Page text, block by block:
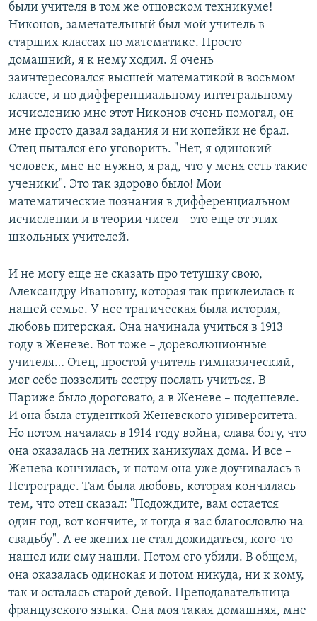
были учителя в том же отцовском техникуме!
Никонов, замечательный был мой учитель в
старших классах по математике. Просто
домашний, я к нему ходил. Я очень
заинтересовался высшей математикой в восьмом
классе, и по дифференциальному интегральному
исчислению мне этот Никонов очень помогал, он
мне просто давал задания и ни копейки не брал.
Отец пытался его уговорить. "Нет, я одинокий
человек, мне не нужно, я рад, что у меня есть такие
ученики". Это так здорово было! Мои
математические познания в дифференциальном
исчислении и в теории чисел – это еще от этих
школьных учителей.
И не могу еще не сказать про тетушку свою,
Александру Ивановну, которая так приклеилась к
нашей семье. У нее трагическая была история,
любовь питерская. Она начинала учиться в 1913
году в Женеве. Вот тоже – дореволюционные
учителя… Отец, простой учитель гимназический,
мог себе позволить сестру послать учиться. В
Париже было дороговато, а в Женеве – подешевле.
И она была студенткой Женевского университета.
Но потом началась в 1914 году война, слава богу, что
она оказалась на летних каникулах дома. И все –
Женева кончилась, и потом она уже доучивалась в
Петрограде. Там была любовь, которая кончилась
тем, что отец сказал: "Подождите, вам остается
один год, вот кончите, и тогда я вас благословлю на
свадьбу". А ее жених не стал дожидаться, кого-то
нашел или ему нашли. Потом его убили. В общем,
она оказалась одинокая и потом никуда, ни к кому,
так и осталась старой девой. Преподавательница
французского языка. Она моя такая домашняя, мне